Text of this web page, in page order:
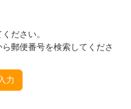
ださい。
ら郵便番号を検索してくださ